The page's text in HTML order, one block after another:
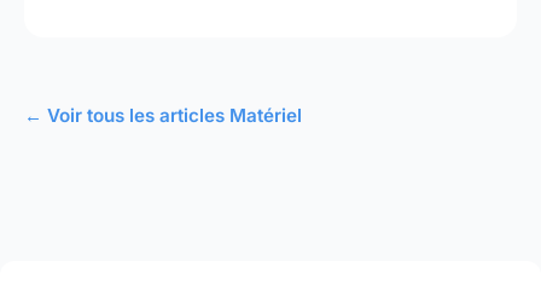
← Voir tous les articles Matériel